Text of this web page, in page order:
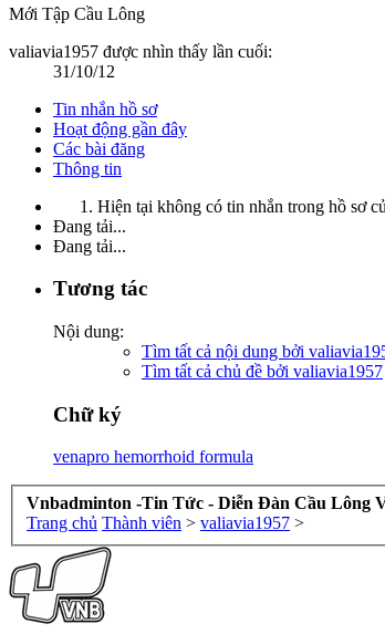
Mới Tập Cầu Lông
valiavia1957 được nhìn thấy lần cuối:
31/10/12
Tin nhắn hồ sơ
Hoạt động gần đây
Các bài đăng
Thông tin
Hiện tại không có tin nhắn trong hồ sơ
Đang tải...
Đang tải...
Tương tác
Nội dung:
Tìm tất cả nội dung bởi
Tìm tất cả chủ đề bởi valiavia1957
Chữ ký
venapro hemorrhoid formula
Vnbadminton -Tin Tức - Diễn Đàn Cầu Lông
Trang chủ Thành viên > valiavia1957 >